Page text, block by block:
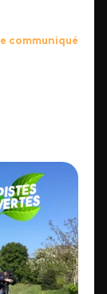
communiqué